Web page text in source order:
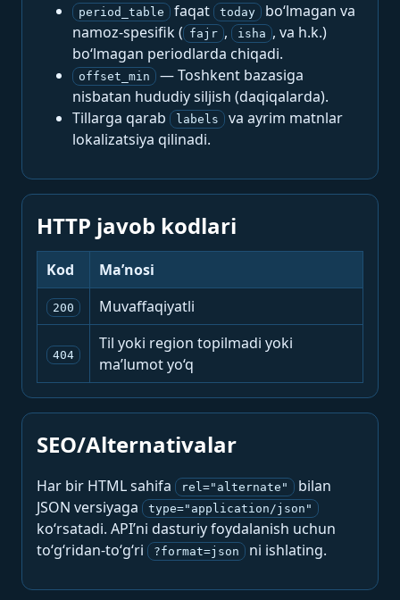
period_table faqat today
bo‘lmagan va
namoz-spesifik ( fajr , isha , va h.k.)
bo‘lmagan periodlarda chiqadi.
offset_min
— Toshkent bazasiga
nisbatan hududiy siljish (daqiqalarda).
Tillarga qarab
labels
va ayrim matnlar
lokalizatsiya qilinadi.
HTTP javob kodlari
Kod Ma’nosi
200 Muvaffaqiyatli
404
Til yoki region topilmadi yoki
ma’lumot yo‘q
SEO/Alternativalar
Har bir HTML sahifa rel="alternate"
bilan
JSON versiyaga
type="application/json"
ko‘rsatadi. API’ni dasturiy foydalanish uchun
to‘g‘ridan-to‘g‘ri
?format=json ni ishlating.